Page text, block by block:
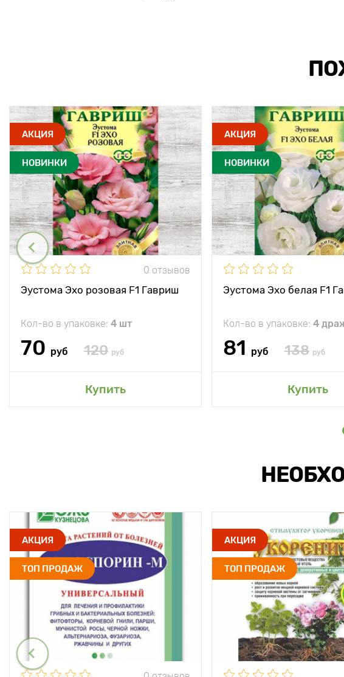
АКЦИЯ
НОВИНКИ
0 отзывов
Эустома Эхо розовая F1 Гавриш
Кол-во в упаковке: 4 шт
70 руб 120 руб
Купить
АКЦИЯ
НОВИНКИ
Эустома Эхо белая F1
Кол-во в упаковке: 4
81 руб 138 руб
Купить
АКЦИЯ
ТОП ПРОДАЖ
АКЦИЯ
ТОП ПРОДАЖ